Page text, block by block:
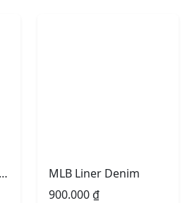
MLB Liner Denim Pocket
MLB Liner Denim
900.000₫